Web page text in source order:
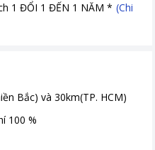
1 ĐỔI 1 ĐẾN 1 NĂM * (Chi
Bắc) và 30km(TP. HCM)
100 %